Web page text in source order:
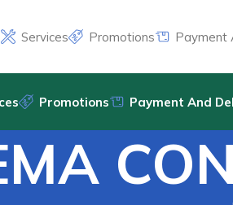
Services Promotions Payment
Promotions Payment And